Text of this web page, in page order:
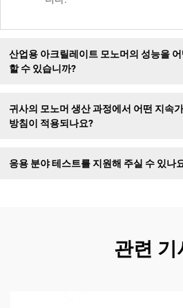
산업용 아크릴레이트 모노머의 성능을
할 수 있습니까?
귀사의 모노머 생산 과정에서 어떤 지속
방침이 적용되나요?
응용 분야 테스트를 지원해 주실 수 있나
관련 기